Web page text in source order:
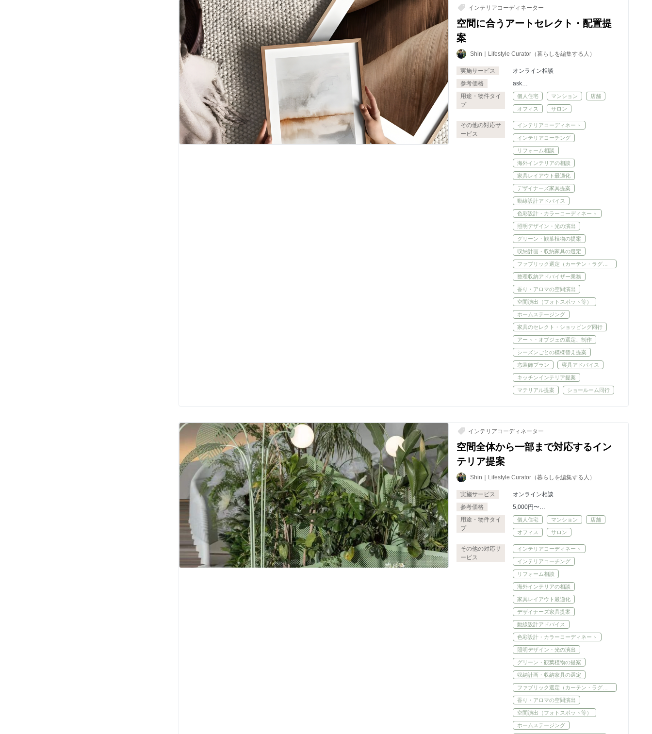
インテリアコーディネーター
空間に合うアートセレクト・配置提
案
Shin｜Lifestyle Curator（暮らしを編集する人）
実施サービス
オンライン相談
参考価格
ask
※1点提案〜複数構成まで内容により変
動
用途・物件タイ
プ
個人住宅 マンション 店舗
オフィス サロン
その他の対応サ
ービス
インテリアコーディネート
インテリアコーチング
リフォーム相談
海外インテリアの相談
家具レイアウト最適化
デザイナーズ家具提案
動線設計アドバイス
色彩設計・カラーコーディネート
照明デザイン・光の演出
グリーン・観葉植物の提案
収納計画・収納家具の選定
ファブリック選定（カーテン・ラグ
等）
整理収納アドバイザー業務
香り・アロマの空間演出
空間演出（フォトスポット等）
ホームステージング
家具のセレクト・ショッピング同行
アート・オブジェの選定、制作
シーズンごとの模様替え提案
窓装飾プラン 寝具アドバイス
キッチンインテリア提案
マテリアル提案 ショールーム同行
インテリアコーディネーター
空間全体から一部まで対応するイン
テリア提案
Shin｜Lifestyle Curator（暮らしを編集する人）
実施サービス
オンライン相談
参考価格
5,000円〜
※部分相談〜トータル提案まで内容によ
り変動
用途・物件タイ
プ
個人住宅 マンション 店舗
オフィス サロン
その他の対応サ
ービス
インテリアコーディネート
インテリアコーチング
リフォーム相談
海外インテリアの相談
家具レイアウト最適化
デザイナーズ家具提案
動線設計アドバイス
色彩設計・カラーコーディネート
照明デザイン・光の演出
グリーン・観葉植物の提案
収納計画・収納家具の選定
ファブリック選定（カーテン・ラグ
等）
香り・アロマの空間演出
空間演出（フォトスポット等）
ホームステージング